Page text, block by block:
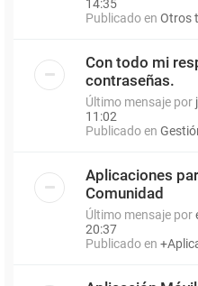
14:35
Publicado en Otros
Con todo mi
contraseñas.
Último mensaje por
11:02
Publicado en
Aplicaciones
Comunidad
Último mensaje por
20:37
Publicado en